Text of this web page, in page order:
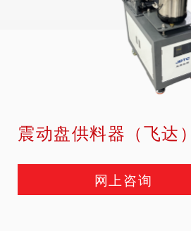
震动盘供料器（飞达）
网上咨询